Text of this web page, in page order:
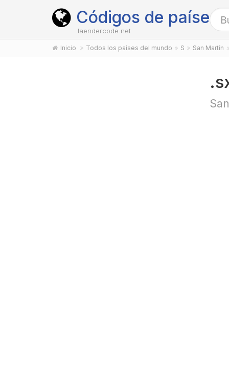
Códigos de países
laendercode.net
Inicio Todos los países del mundo S San Martín